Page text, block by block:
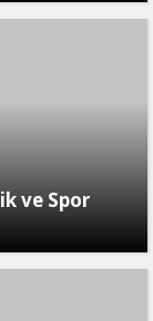
ve Spor